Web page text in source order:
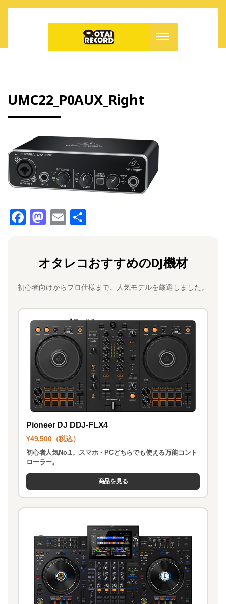
UMC22_P0AUX_Right
F
b
o
o
k
M
o
d
o
n
E
l
オタレコおすすめのDJ機材
初心者向けからプロ仕様まで、人気モデルを厳選しました。
Pioneer DJ DDJ-FLX4
¥49,500（税込）
初心者人気No.1。スマホ・PCどちらでも使える万能コント
ローラー。
商品を見る